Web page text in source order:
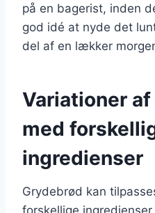
på en bagerist, inden
god idé at nyde det
del af en lækker
Variationer
med
ingredienser
Grydebrød kan
forskellige